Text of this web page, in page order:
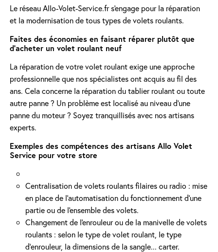
Le réseau Allo-Volet-Service.fr s'engage pour la réparation
et la modernisation de tous types de volets roulants.
Faites des économies en faisant réparer plutôt que
d'acheter un volet roulant neuf
La réparation de votre volet roulant exige une approche
professionnelle que nos spécialistes ont acquis au fil des
ans. Cela concerne la réparation du tablier roulant ou toute
autre panne ? Un problème est localisé au niveau d'une
panne du moteur ? Soyez tranquillisés avec nos artisans
experts.
Exemples des compétences des artisans Allo Volet
Service pour votre store
Centralisation de volets roulants filaires ou radio : mise
en place de l'automatisation du fonctionnement d’une
partie ou de l'ensemble des volets.
Changement de l'enrouleur ou de la manivelle de volets
roulants : selon le type de volet roulant, le type
d’enrouleur, la dimensions de la sangle... carter.